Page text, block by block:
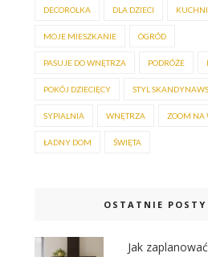
DECOROLKA DLA DZIECI
MOJE MIESZKANIE OGRÓD
PASUJE DO WNĘTRZA PODRÓŻE
POKÓJ DZIECIĘCY STYL
SYPIALNIA WNĘTRZA ZOOM NA
ŁADNY DOM ŚWIĘTA
OSTATNIE POSTY
Jak